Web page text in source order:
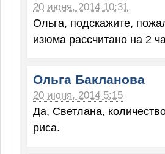
20 июня, 2014 10:31
Ольга, подскажите,
изюма рассчитано на 2
Ольга Бакланова
20 июня, 2014 5:15
Да, Светлана,
риса.